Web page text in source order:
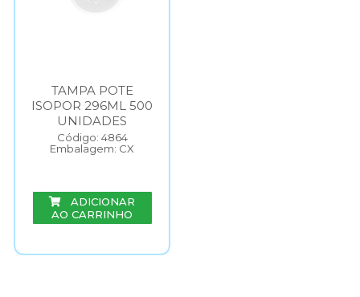
TAMPA POTE
ISOPOR 296ML 500
UNIDADES
Código: 4864
Embalagem: CX
ADICIONAR
AO CARRINHO